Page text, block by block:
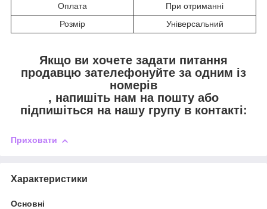
Оплата
При отриманні
Розмір
Універсальний
Якщо ви хочете задати питання
продавцю зателефонуйте за одним із
номерів
, напишіть нам на пошту або
підпишіться на нашу групу в контакті:
Приховати
Характеристики
Основні